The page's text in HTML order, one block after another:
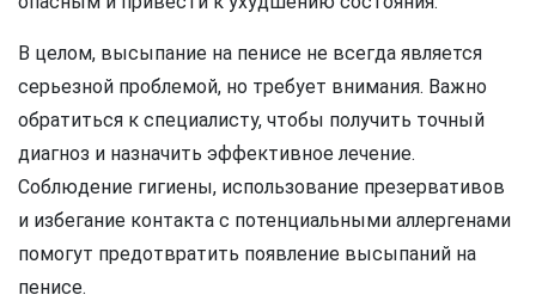
В целом, высыпание на пенисе не всегда является
серьезной проблемой, но требует внимания. Важно
обратиться к специалисту, чтобы получить точный
диагноз и назначить эффективное лечение.
Соблюдение гигиены, использование презервативов
и избегание контакта с потенциальными аллергенами
помогут предотвратить появление высыпаний на
пенисе.